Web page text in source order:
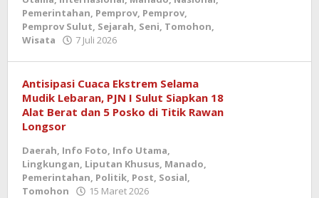
Pemerintahan, Pemprov, Pemprov,
Pemprov Sulut, Sejarah, Seni, Tomohon,
Wisata
7 Juli 2026
Antisipasi Cuaca Ekstrem Selama
Mudik Lebaran, PJN I Sulut Siapkan 18
Alat Berat dan 5 Posko di Titik Rawan
Longsor
Daerah, Info Foto, Info Utama,
Lingkungan, Liputan Khusus, Manado,
Pemerintahan, Politik, Post, Sosial,
Tomohon
15 Maret 2026